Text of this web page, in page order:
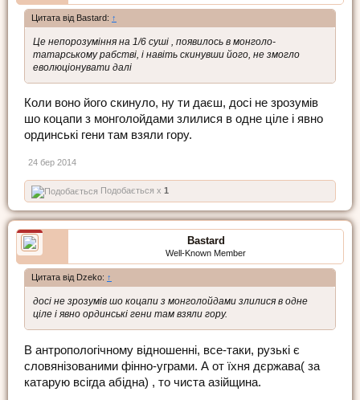
Цитата від Bastard: ↑
Це непорозуміння на 1/6 суші , появилось в монголо-
татарському рабстві, і навіть скинувши його, не змогло
еволюціонувати далі
Коли воно його скинуло, ну ти даєш, досі не зрозумів
шо коцапи з монголойдами злилися в одне ціле і явно
ординські гени там взяли гору.
24 бер 2014
Подобається x 1
Bastard
Well-Known Member
Цитата від Dzeko: ↑
досі не зрозумів шо коцапи з монголойдами злилися в одне
ціле і явно ординські гени там взяли гору.
В антропологічному відношенні, все-таки, рузькі є
словянізованими фінно-уграми. А от їхня дєржава( за
катарую всігда абідна) , то чиста азійщина.